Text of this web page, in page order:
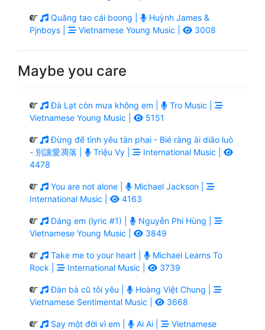
Quăng tao cái boong |
Huỳnh James &
Pjnboys |
Vietnamese Young Music | 3008
Maybe you care
Đà Lạt còn mưa không em |
Tro Music |
Vietnamese Young Music |
5151
Đừng để tình yêu tàn phai - Bié ràng ài diāo luò
- 別讓愛凋落 |
Triệu Vy |
International Music |
4478
You are not alone |
Michael Jackson |
International Music |
4163
Dáng em (lyric #1) |
Nguyễn Phi Hùng |
Vietnamese Young Music |
3849
Take me to your heart |
Michael Learns To
Rock |
International Music | 3739
Đàn bà cũ tôi yêu |
Hoàng Việt Chung |
Vietnamese Sentimental Music |
3668
Say một đời vì em | Ai Ai |
Vietnamese